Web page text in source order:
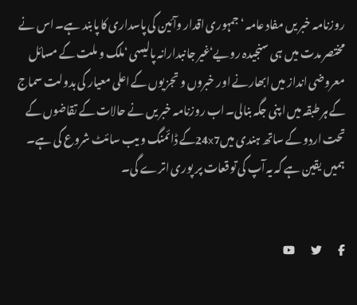
روزنامہ خبریں مفاد عامہ ‘ جمہوری اقدار وآئین کی پاسداری کا پابند ہے۔ اس نے
مختصر مدت میں ہی سنجیدہ رویے‘غیر جانبدارانہ پالیسی ‘ملک و ملت کے مسائل
معروضی انداز میں ابھارنے اور خبروں و تجزیوں کے اعلی معیار کی بدولت سماج
کے ہر طبقہ میں اپنی جگہ بنالی۔ اب روزنامہ خبریں نے حالات کے تقاضوں کے
تحت اردو کے ساتھ ہندی میں24x7کے ڈائمنگ ویب سائٹ شروع کی ہے۔
ہمیں یقین ہے کہ یہ آپ کی توقعات پر پوری اترے گی۔